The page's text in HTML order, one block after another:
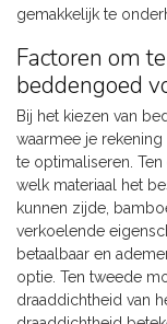
gemakkelijk te
Factoren om
beddengoed
Bij het kiezen van
waarmee je
te optimaliseren.
welk materiaal het
kunnen zijde,
verkoelende
betaalbaar en
optie. Ten tweede
draaddichtheid van